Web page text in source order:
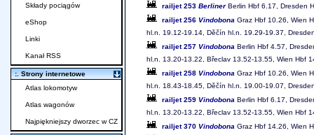
railjet 253 BerlinerBerlin Hbf 6.17, Dresden
railjet 256 Vindobona Graz Hbf 10.26, Wien
hl.n. 19.12-19.14, Děčín hl.n. 19.29-19.37,
railjet 257 Vindobona Berlin Hbf 4.57,
hl.n. 13.20-13.22, Břeclav 13.52-13.55, Wien Hbf
railjet 258 Vindobona Graz Hbf 10.26, Wien
hl.n. 18.43-18.45, Děčín hl.n. 19.00-19.07,
railjet 259 Vindobona Berlin Hbf 6.17,
hl.n. 13.20-13.22, Břeclav 13.52-13.55, Wien Hbf
railjet 370 Vindobona Graz Hbf 14.26, Wien
Składy pociągów
eShop
Linki
Kanał RSS
:. Strony internetowe
Atlas lokomotyw
Atlas wagonów
Najpiękniejszy dworzec w CZ